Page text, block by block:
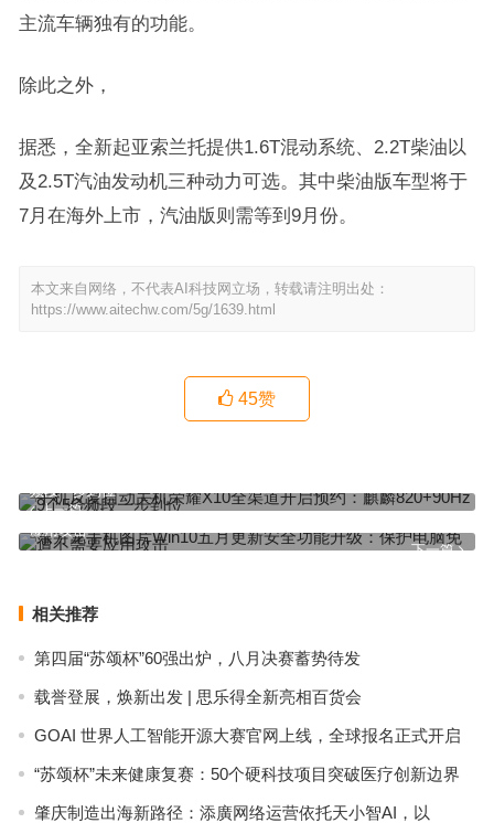
主流车辆独有的功能。
除此之外，
据悉，全新起亚索兰托提供1.6T混动系统、2.2T柴油以
及2.5T汽油发动机三种动力可选。其中柴油版车型将于
7月在海外上市，汽油版则需等到9月份。
本文来自网络，不代表AI科技网立场，转载请注明出处：
https://www.aitechw.com/5g/1639.html
45赞
上一篇
频段一步到位
下一篇
东方龙手机图片Win10五月更新安全功能升级：保护电脑免遭不需要
应用攻击
相关推荐
第四届“苏颂杯”60强出炉，八月决赛蓄势待发
载誉登展，焕新出发 | 思乐得全新亮相百货会
GOAI 世界人工智能开源大赛官网上线，全球报名正式开启
“苏颂杯”未来健康复赛：50个硬科技项目突破医疗创新边界
肇庆制造出海新路径：添廣网络运营依托天小智AI，以